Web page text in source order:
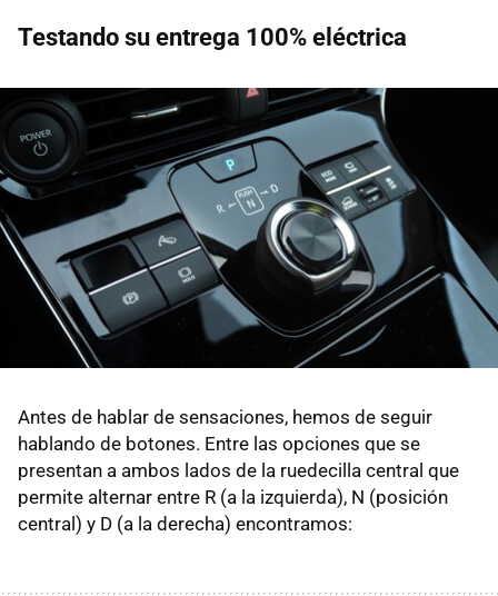
Testando su entrega 100% eléctrica
Antes de hablar de sensaciones, hemos de seguir
hablando de botones. Entre las opciones que se
presentan a ambos lados de la ruedecilla central que
permite alternar entre R (a la izquierda), N (posición
central) y D (a la derecha) encontramos: